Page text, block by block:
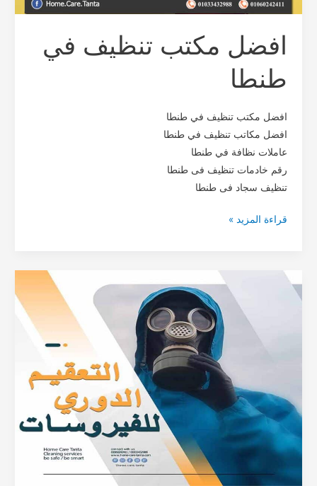
افضل مكتب تنظيف في
طنطا
افضل مكتب تنظيف في طنطا
افضل مكاتب تنظيف في طنطا
عاملات نظافة في طنطا
رقم خادمات تنظيف فى طنطا
‏تنظيف سجاد فى طنطا
قراءة المزيد »
افضل
20%
عند
الاشتراك
الشهري